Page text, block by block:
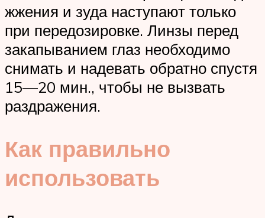
жжения и зуда наступают только
при передозировке. Линзы перед
закапыванием глаз необходимо
снимать и надевать обратно спустя
15—20 мин., чтобы не вызвать
раздражения.
Как правильно
использовать